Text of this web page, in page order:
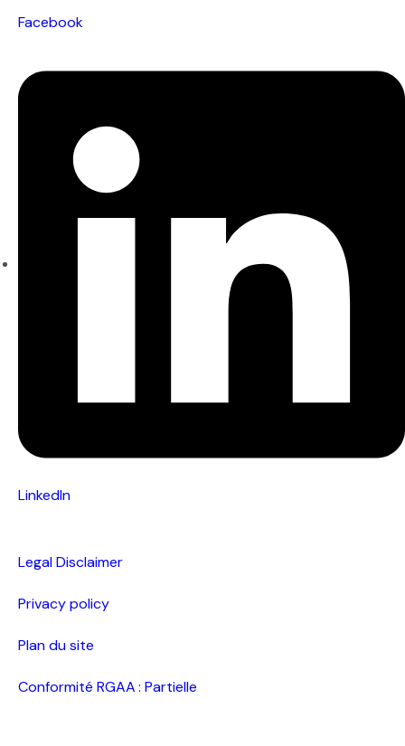
Facebook
LinkedIn
Legal Disclaimer
Privacy policy
Plan du site
Conformité RGAA : Partielle